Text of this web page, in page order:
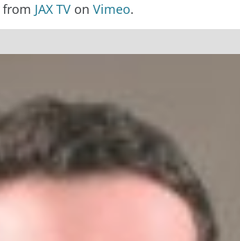
from JAX TV on Vimeo.